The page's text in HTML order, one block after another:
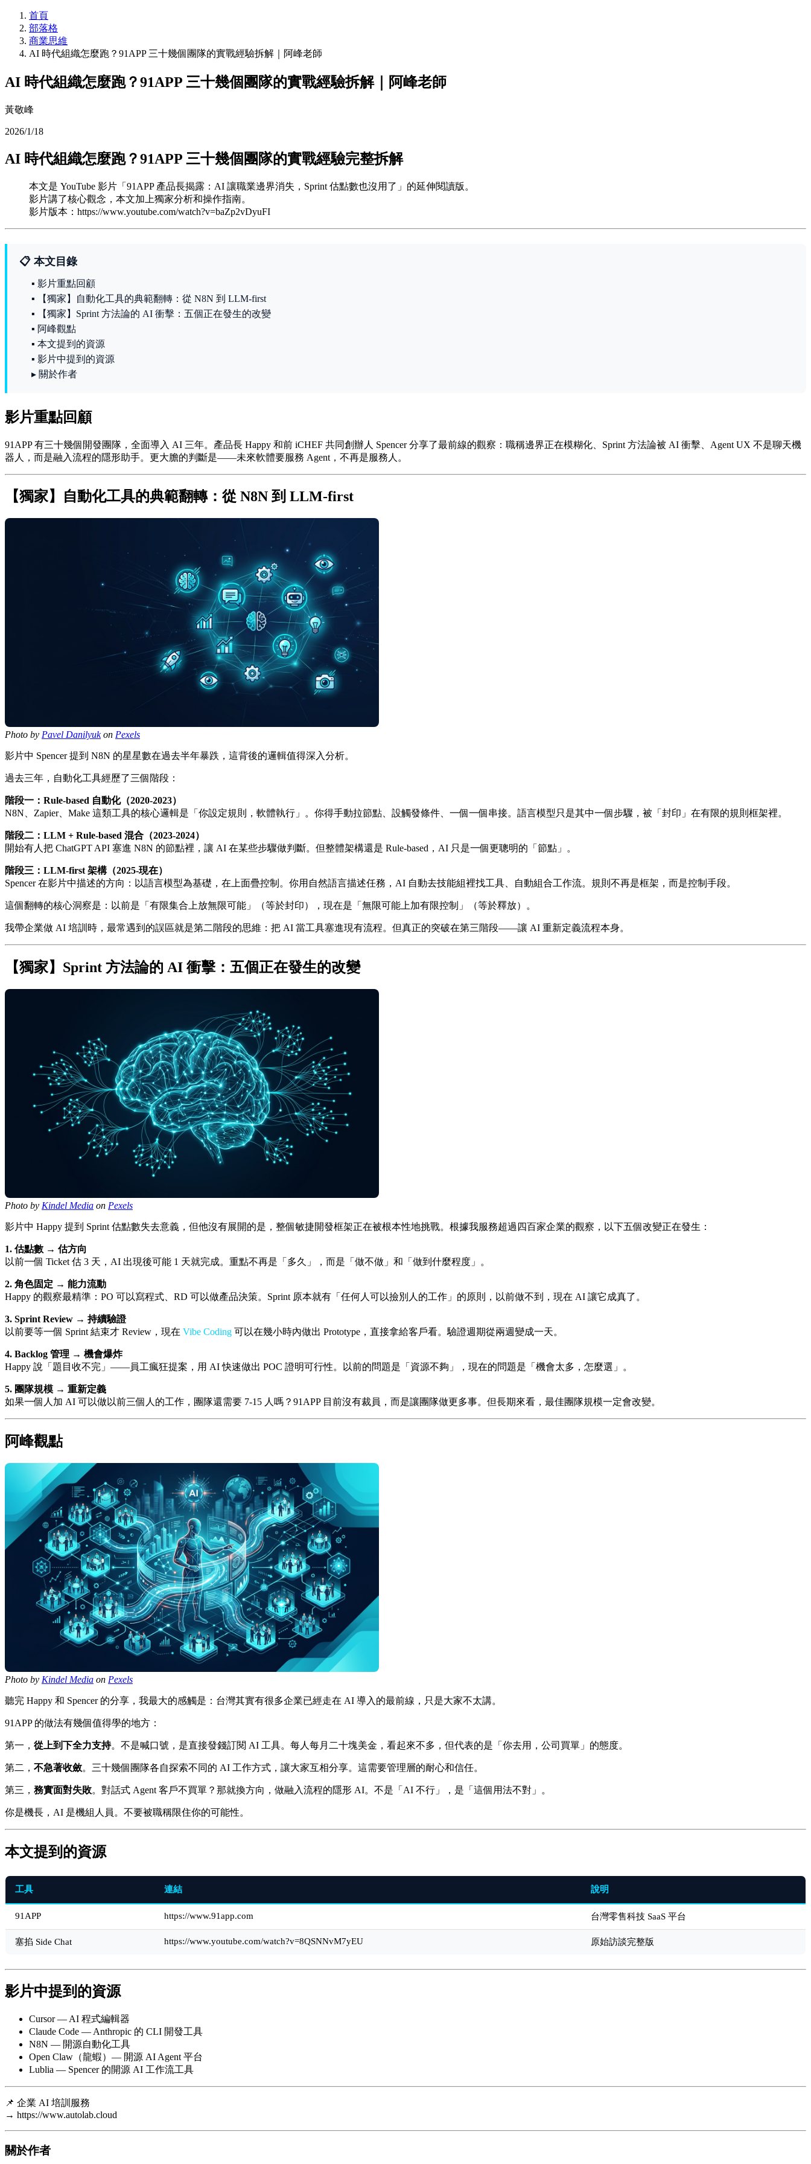
首頁
部落格
商業思維
AI 時代組織怎麼跑？91APP 三十幾個團隊的實戰經驗拆解｜阿峰老師
AI 時代組織怎麼跑？91APP 三十幾個團隊的實戰經驗拆解｜阿峰老師
黃敬峰
2026/1/18
AI 時代組織怎麼跑？91APP 三十幾個團隊的實戰經驗完整拆解
本文是 YouTube 影片「91APP 產品長揭露：AI 讓職業邊界消失，Sprint 估點數也沒用了」的延伸閱讀版。
影片講了核心觀念，本文加上獨家分析和操作指南。
影片版本：https://www.youtube.com/watch?v=baZp2vDyuFI
📋 本文目錄
▪ 影片重點回顧
▪ 【獨家】自動化工具的典範翻轉：從 N8N 到 LLM-first
▪ 【獨家】Sprint 方法論的 AI 衝擊：五個正在發生的改變
▪ 阿峰觀點
▪ 本文提到的資源
▪ 影片中提到的資源
▸ 關於作者
影片重點回顧
91APP 有三十幾個開發團隊，全面導入 AI 三年。產品長 Happy 和前 iCHEF 共同創辦人 Spencer 分享了最前線的觀察：職稱邊界正在模糊化、Sprint 方法論被 AI 衝擊、Agent UX 不是聊天機
器人，而是融入流程的隱形助手。更大膽的判斷是——未來軟體要服務 Agent，不再是服務人。
【獨家】自動化工具的典範翻轉：從 N8N 到 LLM-first
Photo by Pavel Danilyukon Pexels
影片中 Spencer 提到 N8N 的星星數在過去半年暴跌，這背後的邏輯值得深入分析。
過去三年，自動化工具經歷了三個階段：
階段一：Rule-based 自動化（2020-2023）
N8N、Zapier、Make 這類工具的核心邏輯是「你設定規則，軟體執行」。你得手動拉節點、設觸發條件、一個一個串接。語言模型只是其中一個步驟，被「封印」在有限的規則框架裡。
階段二：LLM + Rule-based 混合（2023-2024）
開始有人把 ChatGPT API 塞進 N8N 的節點裡，讓 AI 在某些步驟做判斷。但整體架構還是 Rule-based，AI 只是一個更聰明的「節點」。
階段三：LLM-first 架構（2025-現在）
Spencer 在影片中描述的方向：以語言模型為基礎，在上面疊控制。你用自然語言描述任務，AI 自動去技能組裡找工具、自動組合工作流。規則不再是框架，而是控制手段。
這個翻轉的核心洞察是：以前是「有限集合上放無限可能」（等於封印），現在是「無限可能上加有限控制」（等於釋放）。
我帶企業做 AI 培訓時，最常遇到的誤區就是第二階段的思維：把 AI 當工具塞進現有流程。但真正的突破在第三階段——讓 AI 重新定義流程本身。
【獨家】Sprint 方法論的 AI 衝擊：五個正在發生的改變
Photo by Kindel Media on Pexels
影片中 Happy 提到 Sprint 估點數失去意義，但他沒有展開的是，整個敏捷開發框架正在被根本性地挑戰。根據我服務超過四百家企業的觀察，以下五個改變正在發生：
1. 估點數 → 估方向
以前一個 Ticket 估 3 天，AI 出現後可能 1 天就完成。重點不再是「多久」，而是「做不做」和「做到什麼程度」。
2. 角色固定 → 能力流動
Happy 的觀察最精準：PO 可以寫程式、RD 可以做產品決策。Sprint 原本就有「任何人可以撿別人的工作」的原則，以前做不到，現在 AI 讓它成真了。
3. Sprint Review → 持續驗證
以前要等一個 Sprint 結束才 Review，現在 Vibe Coding 可以在幾小時內做出 Prototype，直接拿給客戶看。驗證週期從兩週變成一天。
4. Backlog 管理 → 機會爆炸
Happy 說「題目收不完」——員工瘋狂提案，用 AI 快速做出 POC 證明可行性。以前的問題是「資源不夠」，現在的問題是「機會太多，怎麼選」。
5. 團隊規模 → 重新定義
如果一個人加 AI 可以做以前三個人的工作，團隊還需要 7-15 人嗎？91APP 目前沒有裁員，而是讓團隊做更多事。但長期來看，最佳團隊規模一定會改變。
阿峰觀點
Photo by Kindel Media on Pexels
聽完 Happy 和 Spencer 的分享，我最大的感觸是：台灣其實有很多企業已經走在 AI 導入的最前線，只是大家不太講。
91APP 的做法有幾個值得學的地方：
第一， 從上到下全力支持。不是喊口號，是直接發錢訂閱 AI 工具。每人每月二十塊美金，看起來不多，但代表的是「你去用，公司買單」的態度。
第二， 不急著收斂。三十幾個團隊各自探索不同的 AI 工作方式，讓大家互相分享。這需要管理層的耐心和信任。
第三， 務實面對失敗。對話式 Agent 客戶不買單？那就換方向，做融入流程的隱形 AI。不是「AI 不行」，是「這個用法不對」。
你是機長，AI 是機組人員。不要被職稱限住你的可能性。
本文提到的資源
工具 連結 說明
91APP https://www.91app.com 台灣零售科技 SaaS 平台
塞掐 Side Chat https://www.youtube.com/watch?v=8QSNNvM7yEU 原始訪談完整版
影片中提到的資源
Cursor — AI 程式編輯器
Claude Code — Anthropic 的 CLI 開發工具
N8N — 開源自動化工具
Open Claw（龍蝦）— 開源 AI Agent 平台
Lublia — Spencer 的開源 AI 工作流工具
📌 企業 AI 培訓服務
→ https://www.autolab.cloud
關於作者